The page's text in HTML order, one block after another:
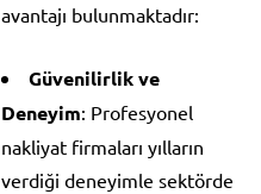
avantajı bulunmaktadır:
Güvenilirlik ve
Deneyim: Profesyonel
nakliyat firmaları yılların
verdiği deneyimle sektörde